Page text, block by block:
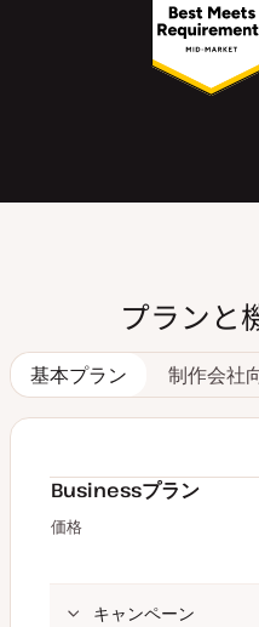
プランと
基本プラン 制作会社
Businessプラン
価格
キャンペーン